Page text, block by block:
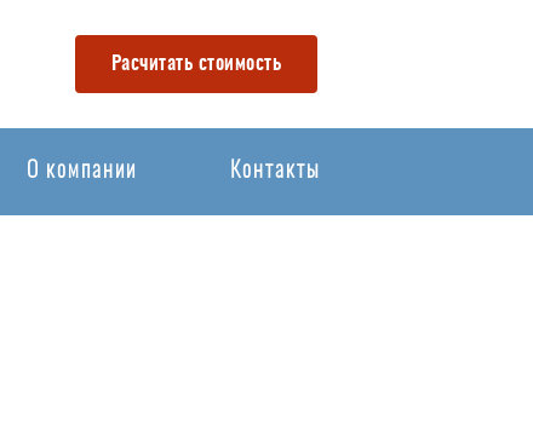
Расчитать стоимость
О компании Контакты